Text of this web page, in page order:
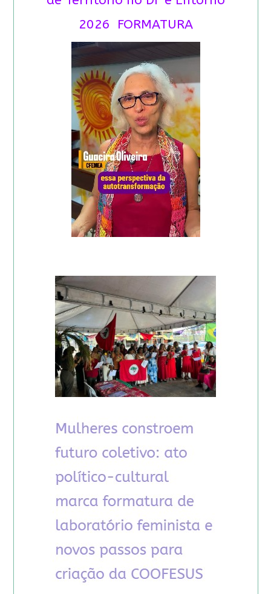
2026 FORMATURA